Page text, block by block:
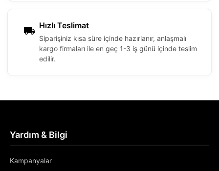
Hızlı Teslimat
Siparişiniz kısa süre içinde hazırlanır, anlaşmalı
kargo firmaları ile en geç 1-3 iş günü içinde teslim
edilir.
Yardım & Bilgi
Kampanyalar